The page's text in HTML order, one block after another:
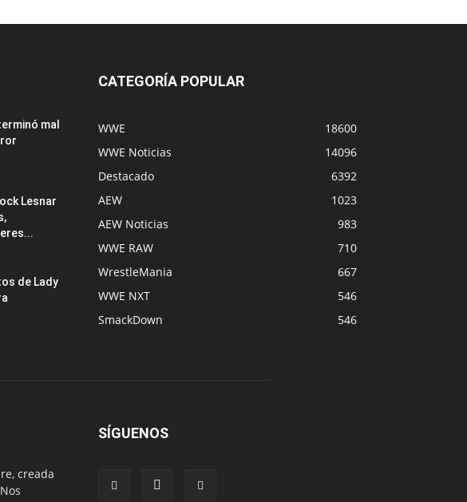
mal
Lesnar
de Lady
CATEGORÍA POPULAR
WWE
18600
WWE Noticias
14096
Destacado
6392
AEW
1023
AEW Noticias
983
WWE RAW
710
WrestleMania
667
WWE NXT
546
SmackDown
546
creada
SÍGUENOS